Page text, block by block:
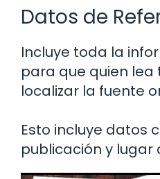
Datos de
Incluye toda la
para que quien lea
localizar la fuente
Esto incluye datos
publicación y lugar